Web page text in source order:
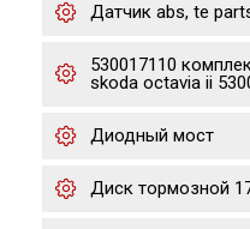
Датчик abs, te
530017110
skoda octavia ii
Диодный мост
Диск тормозной